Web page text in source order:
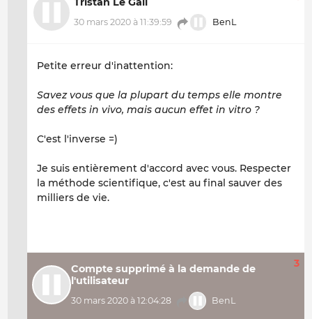
30 mars 2020 à 11:39:59 BenL
Petite erreur d'inattention:
Savez vous que la plupart du temps elle montre
des effets in vivo, mais aucun effet in vitro ?
C'est l'inverse =)
Je suis entièrement d'accord avec vous. Respecter
la méthode scientifique, c'est au final sauver des
milliers de vie.
Compte supprimé à la demande de
l'utilisateur
30 mars 2020 à 12:04:28 BenL
3